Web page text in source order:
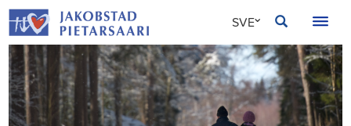
Hoppa
till
innehållet
SVE
FIN
ENG